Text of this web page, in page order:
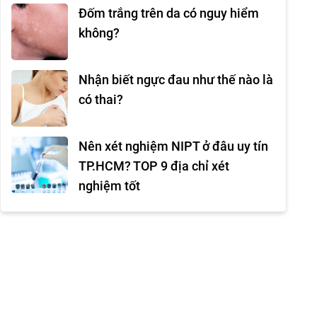
Đốm trắng trên da có nguy hiểm
không?
Nhận biết ngực đau như thế nào là
có thai?
Nên xét nghiệm NIPT ở đâu uy tín
TP.HCM? TOP 9 địa chỉ xét
nghiệm tốt